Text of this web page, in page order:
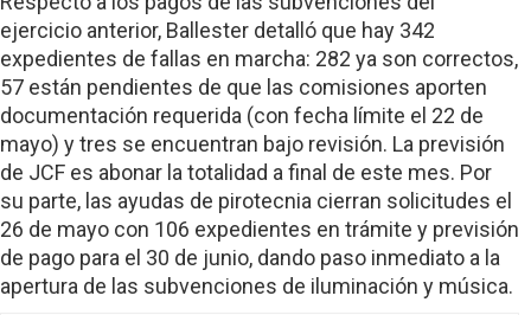
ejercicio anterior, Ballester detalló que hay 342
expedientes de fallas en marcha: 282 ya son correctos,
57 están pendientes de que las comisiones aporten
documentación requerida (con fecha límite el 22 de
mayo) y tres se encuentran bajo revisión. La previsión
de JCF es abonar la totalidad a final de este mes. Por
su parte, las ayudas de pirotecnia cierran solicitudes el
26 de mayo con 106 expedientes en trámite y previsión
de pago para el 30 de junio, dando paso inmediato a la
apertura de las subvenciones de iluminación y música.